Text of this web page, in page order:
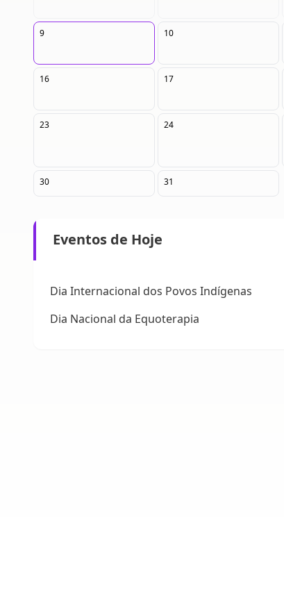
9 10
16 17
23 24
30 31
Eventos de Hoje
Dia Internacional dos Povos Indígenas
Dia Nacional da Equoterapia